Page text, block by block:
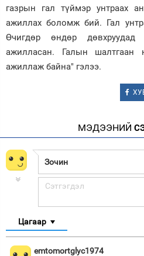
газрын гал түймэр унтраах
ажиллах боломж бий. Гал
Өчигдөр өндөр
ажилласан. Галын шалтгаан
ажиллаж байна" гэлээ.
МЭДЭЭНИЙ
Цагаар
emtomortglyc1974